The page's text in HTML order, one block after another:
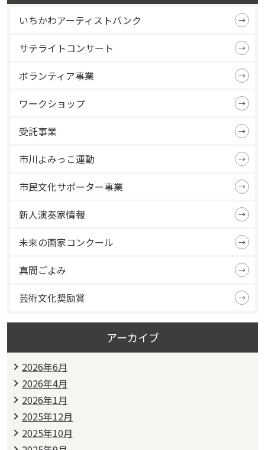
いちかわアーティストバンク
サテライトコンサート
ボランティア事業
ワークショップ
受託事業
市川よみっこ運動
市民文化サポーター事業
新人演奏家情報
未来の画家コンクール
真間ごよみ
芸術文化奨励賞
アーカイブ
2026年6月
2026年4月
2026年1月
2025年12月
2025年10月